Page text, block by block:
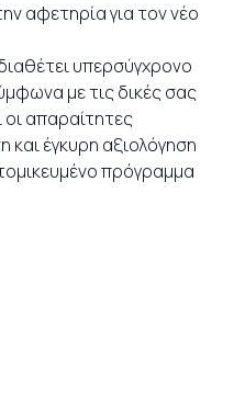
αφετηρία για τον νέο
υπερσύγχρονο
με τις δικές σας
απαραίτητες
και έγκυρη αξιολόγηση
πρόγραμμα